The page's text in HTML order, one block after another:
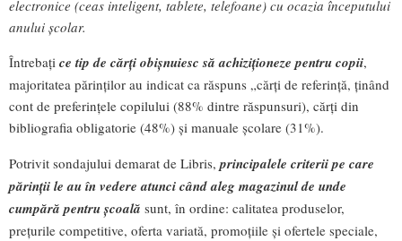
electronice (ceas inteligent, tablete, telefoane) cu ocazia începutului
anului școlar.
Întrebați ce tip de cărți obișnuiesc să achiziționeze pentru copii,
majoritatea părinților au indicat ca răspuns „cărți de referință, ținând
cont de preferințele copilului (88% dintre răspunsuri), cărți din
bibliografia obligatorie (48%) și manuale școlare (31%).
Potrivit sondajului demarat de Libris,principalele criterii pe care
părinții le au în vedere atunci când aleg magazinul de unde
cumpără pentru școală sunt, în ordine: calitatea produselor,
prețurile competitive, oferta variată, promoțiile și ofertele speciale,